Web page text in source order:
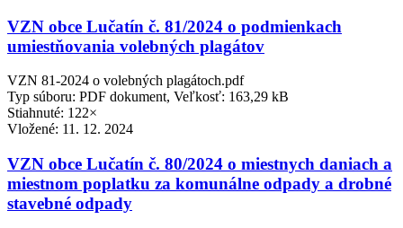
VZN obce Lučatín č. 81/2024 o podmienkach
umiestňovania volebných plagátov
VZN 81-2024 o volebných plagátoch.pdf
Typ súboru: PDF dokument, Veľkosť: 163,29 kB
Stiahnuté: 122×
Vložené: 11. 12. 2024
VZN obce Lučatín č. 80/2024 o miestnych daniach a
miestnom poplatku za komunálne odpady a drobné
stavebné odpady